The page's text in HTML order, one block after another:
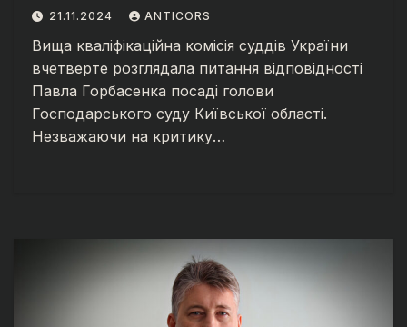
21.11.2024 ANTICORS
Вища кваліфікаційна комісія суддів України
вчетверте розглядала питання відповідності
Павла Горбасенка посаді голови
Господарського суду Київської області.
Незважаючи на критику…